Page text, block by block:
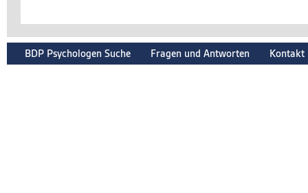
BDP Psychologen Suche Fragen und Antworten Kontakt